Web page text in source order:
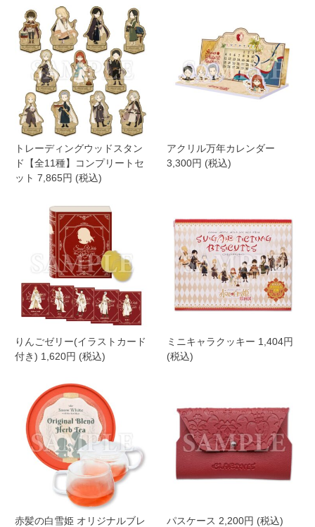
トレーディングウッドスタン
ド【全11種】コンプリートセ
ット 7,865円 (税込)
アクリル万年カレンダー
3,300円 (税込)
りんごゼリー(イラストカード
付き) 1,620円 (税込)
ミニキャラクッキー 1,404円
(税込)
赤髪の白雪姫 オリジナルブレ
パスケース 2,200円 (税込)